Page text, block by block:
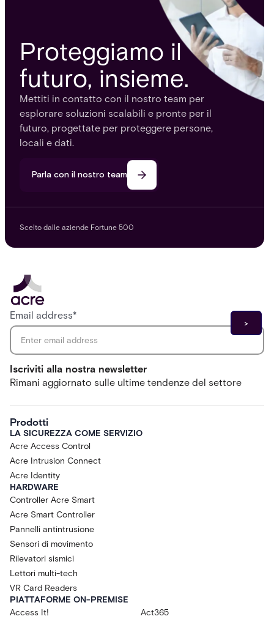
Proteggiamo il
futuro, insieme.
Mettiti in contatto con il nostro team per
esplorare soluzioni scalabili e pronte per il
futuro, progettate per proteggere persone,
locali e dati.
Parla con il nostro team
Scelto dalle aziende Fortune 500
Iscriviti alla nostra newsletter
Rimani aggiornato sulle ultime tendenze del settore
Email address*
Prodotti
LA SICUREZZA COME SERVIZIO
Acre Access Control
Acre Intrusion Connect
Acre Identity
HARDWARE
Controller Acre Smart
Acre Smart Controller
Pannelli antintrusione
Sensori di movimento
Rilevatori sismici
Lettori multi-tech
VR Card Readers
PIATTAFORME ON-PREMISE
Access It!
Act365